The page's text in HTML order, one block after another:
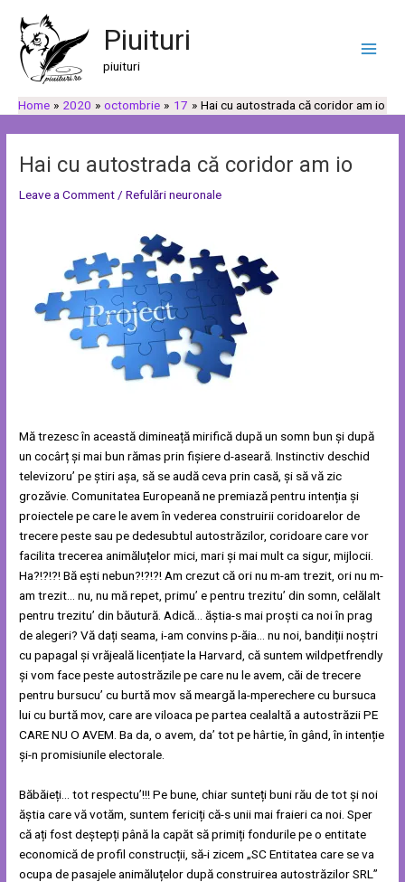
content
Piuituri
piuituri
Menu
Home 2020 octombrie 17 Hai cu autostrada că coridor am io
Hai cu autostrada că coridor am io
Leave a Comment/Refulări neuronale
Mă trezesc în această dimineață mirifică după un somn bun și după
un cocârț și mai bun rămas prin fișiere d-aseară. Instinctiv deschid
televizoru’ pe știri așa, să se audă ceva prin casă, și să vă zic
grozăvie. Comunitatea Europeană ne premiază pentru intenția și
proiectele pe care le avem în vederea construirii coridoarelor de
trecere peste sau pe dedesubtul autostrăzilor, coridoare care vor
facilita trecerea animăluțelor mici, mari și mai mult ca sigur, mijlocii.
Ha?!?!?! Bă ești nebun?!?!?! Am crezut că ori nu m-am trezit, ori nu m-
am trezit… nu, nu mă repet, primu’ e pentru trezitu’ din somn, celălalt
pentru trezitu’ din băutură. Adică… ăștia-s mai proști ca noi în prag
de alegeri? Vă dați seama, i-am convins p-ăia… nu noi, bandiții noștri
cu papagal și vrăjeală licențiate la Harvard, că suntem wildpetfrendly
și vom face peste autostrăzile pe care nu le avem, căi de trecere
pentru bursucu’ cu burtă mov să meargă la-mperechere cu bursuca
lui cu burtă mov, care are viloaca pe partea cealaltă a autostrăzii PE
CARE NU O AVEM. Ba da, o avem, da’ tot pe hârtie, în gând, în intenție
și-n promisiunile electorale.
Băbăieți… tot respectu’!!! Pe bune, chiar sunteți buni rău de tot și noi
ăștia care vă votăm, suntem fericiți că-s unii mai fraieri ca noi. Sper
că ați fost deștepți până la capăt să primiți fondurile pe o entitate
economică de profil construcții, să-i zicem „SC Entitatea care se va
ocupa de pasajele animăluțelor după construirea autostrăzilor SRL”
navigation
a
u
ă
a
t
g
o
r